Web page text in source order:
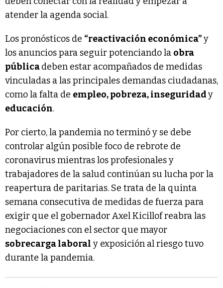
atender la agenda social.
Los pronósticos de “reactivación económica”y
los anuncios para seguir potenciando la obra
públicadeben estar acompañados de medidas
vinculadas a las principales demandas ciudadanas,
como la falta de empleo, pobreza, inseguridady
educación.
Por cierto, la pandemia no terminó y se debe
controlar algún posible foco de rebrote de
coronavirus mientras los profesionales y
trabajadores de la salud continúan su lucha por la
reapertura de paritarias. Se trata de la quinta
semana consecutiva de medidas de fuerza para
exigir que el gobernador Axel Kicillof reabra las
negociaciones con el sector que mayor
sobrecarga laboral y exposición al riesgo tuvo
durante la pandemia.